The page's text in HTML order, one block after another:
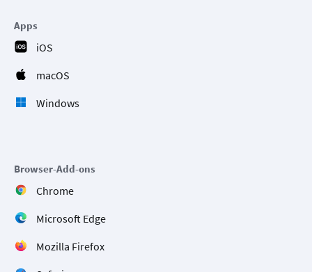
Apps
iOS
macOS
Windows
Browser-Add-ons
Chrome
Microsoft Edge
Mozilla Firefox